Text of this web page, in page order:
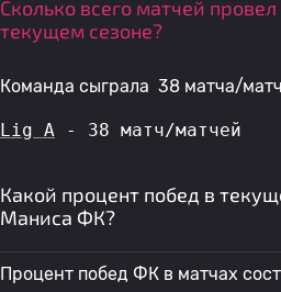
Сколько всего матчей
текущем сезоне?
Команда сыграла 38 матча/
Lig A - 38 матч/матчей
Какой процент побед в
Маниса ФК?
Процент побед ФК в матчах